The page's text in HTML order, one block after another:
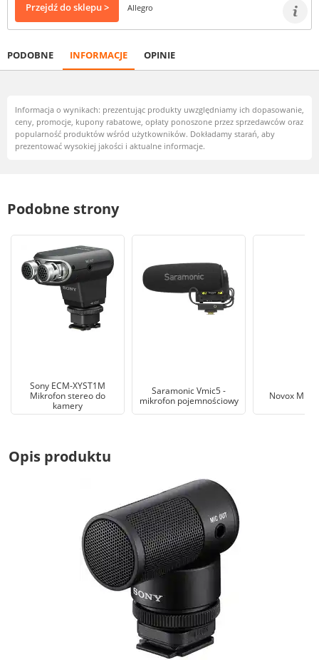
Przejdź do sklepu > Allegro
PODOBNE INFORMACJE OPINIE
Informacja o wynikach: prezentując produkty uwzględniamy ich dopasowanie,
ceny, promocje, kupony rabatowe, opłaty ponoszone przez sprzedawców oraz
popularność produktów wśród użytkowników. Dokładamy starań, aby
prezentować wysokiej jakości i aktualne informacje.
Podobne strony
Sony ECM-XYST1M
Mikrofon stereo do
kamery
Saramonic Vmic5 -
mikrofon pojemnościowy
Novox
Opis produktu